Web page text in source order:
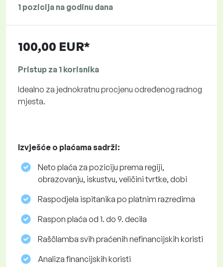
1 pozicija na godinu dana
100,00 EUR*
Pristup za 1 korisnika
Idealno za jednokratnu procjenu određenog radnog
mjesta.
Izvješće o plaćama sadrži:
Neto plaća za poziciju prema regiji,
obrazovanju, iskustvu, veličini tvrtke, dobi
Raspodjela ispitanika po platnim razredima
Raspon plaća od 1. do 9. decila
Raščlamba svih praćenih nefinancijskih koristi
Analiza financijskih koristi